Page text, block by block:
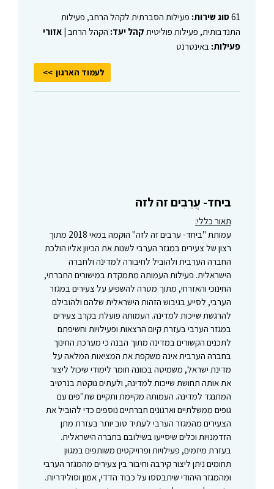
61סוג שירות: פעילות הסברתית לקהל הרחב, פעילות
התנדבותית, פעילות פוליטית קהל יעד: הקהל הרחב | אזורי
פעילות: באינטרנט
לעמוד הארגון
ביחד- עֲרֵבִים זה לזה
תאור כללי:
עמותת "ביחד- ערבים זה לזה" הוקמה במאי 2018 מתוך
רצון של צעירים במגזר הערבי לשנות את הכיוון אליו הולכת
החברה הערבית ולהוביל לחיבורה למדינה ולחברה
הישראלית. פעילות העמותה מתמקדת במישורים החברתי,
החינוכי והאזרחי, מתוך מטרה להשפיע על צעירים במגזר
הערבי, לסייע בגיבוש הזהות הישראלית שלהם ולהובילם
להרגשת שייכות למדינה. העמותה פועלת בקרב צעירים
במגזר הערבי בעזרת קיום הרצאות ופעילויות וחשיפתם
לתכנים הקשורים במדינה מתוך הבנה כי מערכת החינוך
בחברה הערבית אינה משקפת את המציאות המלאה על
מדינת ישראל, משמיטה בכוונה חומר לימודי שיכול ליצור
את אותה תחושת שייכות למדינה, ולעתים נוקטת בנרטיב
המתנגד למדינה. העמותה מקיימת ותקיים שת"פים עם
גופים ממשלתיים וארגונים חברתיים נוספים כדי להוביל את
הצעירים מהמגזר הערבי לעתיד טוב יותר בעזרת מתן
הזדמנויות וכלים שיסייעו בשילובם בחברה הישראלית.
בעזרת מיזמים, פעילויות ופרוייקטים משותפים במגוון
תחומים ניתן ליצור קירבה וחיבור בין צעירים מהמגזר הערבי
ומהמגזר היהודי שיתבססו על כבוד הדדי, אמון וסולידריות.